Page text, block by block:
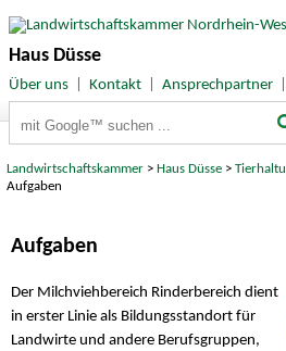
Haus Düsse
Über uns| Kontakt| Ansprechpartner|
Landwirtschaftskammer > Haus Düsse >
Aufgaben
Aufgaben
Der Milchviehbereich Rinderbereich dient
in erster Linie als Bildungsstandort für
Landwirte und andere Berufsgruppen,